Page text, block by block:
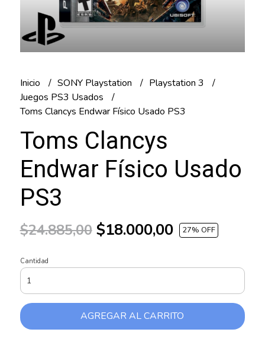
Inicio SONY Playstation
Playstation 3
Juegos PS3 Usados
Toms Clancys Endwar Físico Usado PS3
Toms Clancys
Endwar Físico Usado
PS3
$24.885,00$18.000,00 27% OFF
Cantidad
AGREGAR AL CARRITO